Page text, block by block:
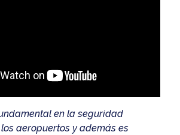
en la seguridad
aeropuertos y además es